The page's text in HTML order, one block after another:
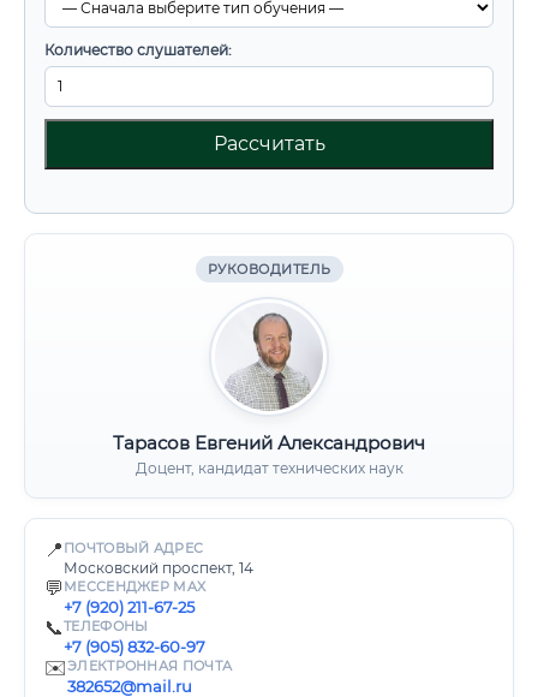
Количество слушателей:
Рассчитать
РУКОВОДИТЕЛЬ
Тарасов Евгений Александрович
Доцент, кандидат технических наук
📍 ПОЧТОВЫЙ АДРЕС
Московский проспект, 14
💬 МЕССЕНДЖЕР MAX
+7 (920) 211-67-25
📞ТЕЛЕФОНЫ
+7 (905) 832-60-97
✉️ЭЛЕКТРОННАЯ ПОЧТА
382652@mail.ru